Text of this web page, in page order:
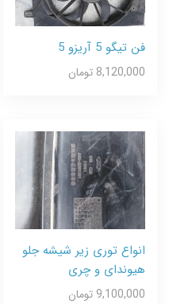
فن تیگو 5 آریزو 5
8,120,000 تومان
انواع توری زیر شیشه جلو
هیوندای و چری
9,100,000 تومان